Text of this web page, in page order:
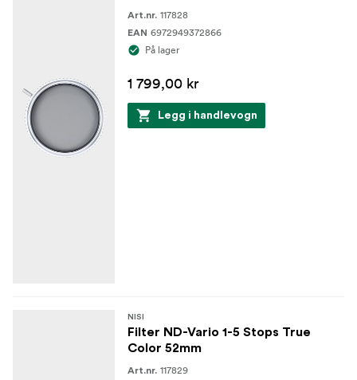
Art.nr. 117828
EAN 6972949372866
På lager
1 799,00 kr
Legg i handlevogn
NISI
Filter ND-Vario 1-5 Stops True
Color 52mm
Art.nr. 117829